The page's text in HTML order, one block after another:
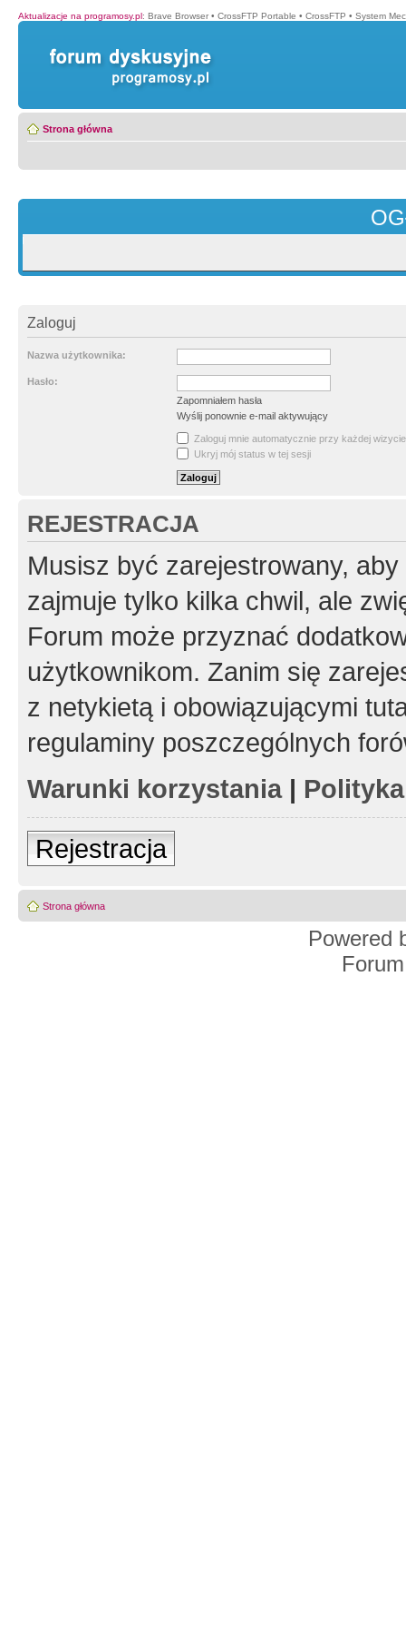
Aktualizacje na programosy.pl: Brave Browser • CrossFTP Portable • CrossFTP • System
Strona główna
Zaloguj
Nazwa użytkownika:
Hasło:
Zapomniałem hasła
Wyślij ponownie e-mail aktywujący
Zaloguj mnie automatycznie przy każdej wizycie
Ukryj mój status w tej sesji
REJESTRACJA
Musisz być zarejestrowany,
zajmuje tylko kilka chwil, ale
Forum może przyznać
użytkownikom. Zanim się
z netykietą i obowiązującymi
regulaminy poszczególnych
Warunki korzystania|
Rejestracja
Strona główna
Powered